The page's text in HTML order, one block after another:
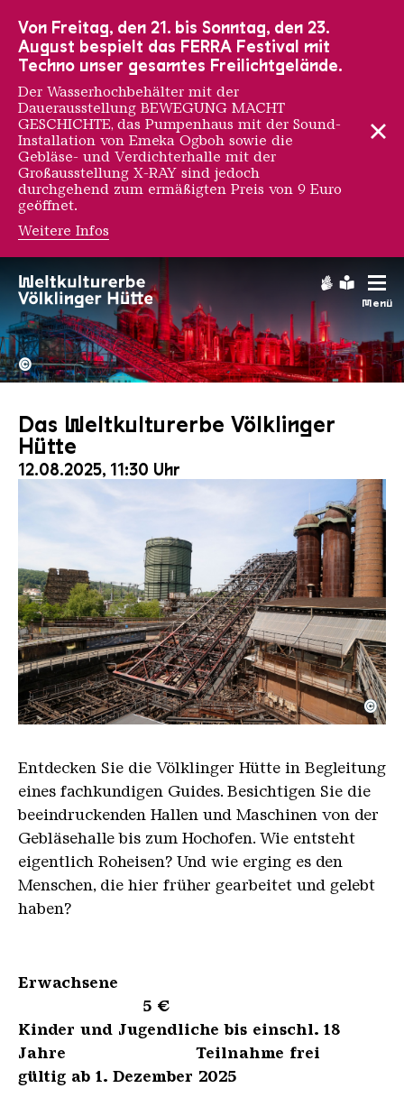
Menü
Hochofengruppe in Rot
Copyright:
©
Das Weltkulturerbe Völklinger
Hütte
12.08.2025, 11:30 Uhr
Der Erzschrägaufzug der Völklinger Hütte mit
Copyright: Weltkulturerbe Völklinger Hütte | Karl
©
Entdecken Sie die Völklinger Hütte in Begleitung
eines fachkundigen Guides. Besichtigen Sie die
beeindruckenden Hallen und Maschinen von der
Gebläsehalle bis zum Hochofen. Wie entsteht
eigentlich Roheisen? Und wie erging es den
Menschen, die hier früher gearbeitet und gelebt
haben?
Erwachsene
5 €
Kinder und Jugendliche bis einschl. 18
Jahre Teilnahme frei
gültig ab 1. Dezember 2025
Von Freitag, den 21. bis Sonntag, den 23.
August bespielt das FERRA Festival mit
Techno unser gesamtes Freilichtgelände.
Der Wasserhochbehälter mit der
Dauerausstellung BEWEGUNG MACHT
GESCHICHTE, das Pumpenhaus mit der Sound-
Installation von Emeka Ogboh sowie die
Gebläse- und Verdichterhalle mit der
Großausstellung X-RAY sind jedoch
durchgehend zum ermäßigten Preis von 9 Euro
geöffnet.
Weitere Infos